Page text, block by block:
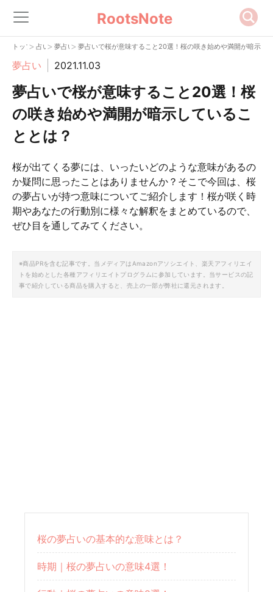
RootsNote
トップ> 占い> 夢占い> 夢占いで桜が意味すること20選！桜の咲き始めや満開が暗示し
夢占い 2021.11.03
夢占いで桜が意味すること20選！桜
の咲き始めや満開が暗示しているこ
ととは？
桜が出てくる夢には、いったいどのような意味があるの
か疑問に思ったことはありませんか？そこで今回は、桜
の夢占いが持つ意味についてご紹介します！桜が咲く時
期やあなたの行動別に様々な解釈をまとめているので、
ぜひ目を通してみてください。
※商品PRを含む記事です。当メディアはAmazonアソシエイト、楽天アフィリエイ
トを始めとした各種アフィリエイトプログラムに参加しています。当サービスの記
事で紹介している商品を購入すると、売上の一部が弊社に還元されます。
桜の夢占いの基本的な意味とは？
時期｜桜の夢占いの意味4選！